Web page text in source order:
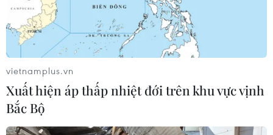
vietnamplus.vn
Xuất hiện áp thấp nhiệt đới trên khu vực vịnh
Bắc Bộ